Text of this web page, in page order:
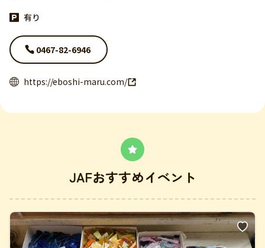
有り
0467-82-6946
https://eboshi-maru.com/
JAFおすすめイベント